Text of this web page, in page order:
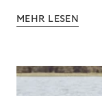
MEHR LESEN